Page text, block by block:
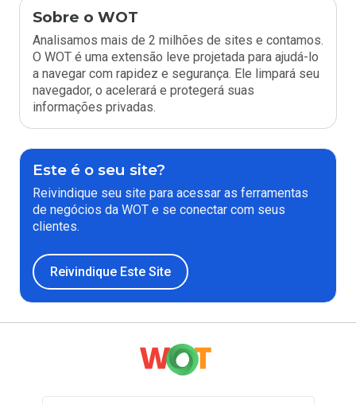
Sobre o WOT
Analisamos mais de 2 milhões de sites e contamos.
O WOT é uma extensão leve projetada para ajudá-lo
a navegar com rapidez e segurança. Ele limpará seu
navegador, o acelerará e protegerá suas
informações privadas.
Este é o seu site?
Reivindique seu site para acessar as ferramentas
de negócios da WOT e se conectar com seus
clientes.
Reivindique Este Site